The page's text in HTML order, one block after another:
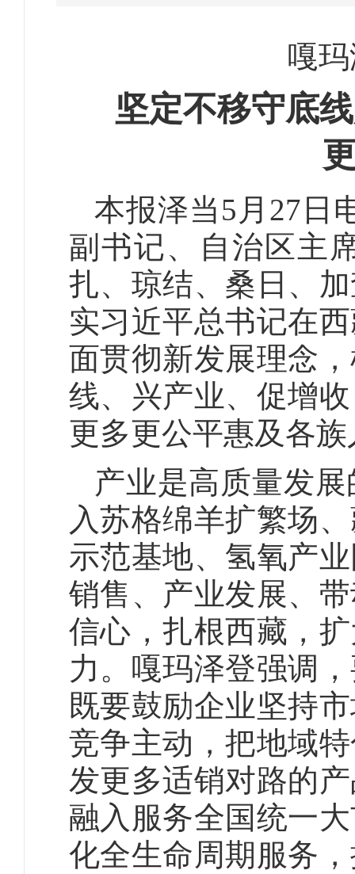
嘎
坚定不移守底
本报泽当5月27日
副书记、自治区主
扎、琼结、桑日、
实习近平总书记在
面贯彻新发展理念
线、兴产业、促增
更多更公平惠及各
产业是高质量发
入苏格绵羊扩繁场
示范基地、氢氧产
销售、产业发展、
信心，扎根西藏，
力。嘎玛泽登强调
既要鼓励企业坚持
竞争主动，把地域
发更多适销对路的
融入服务全国统一
化全生命周期服务